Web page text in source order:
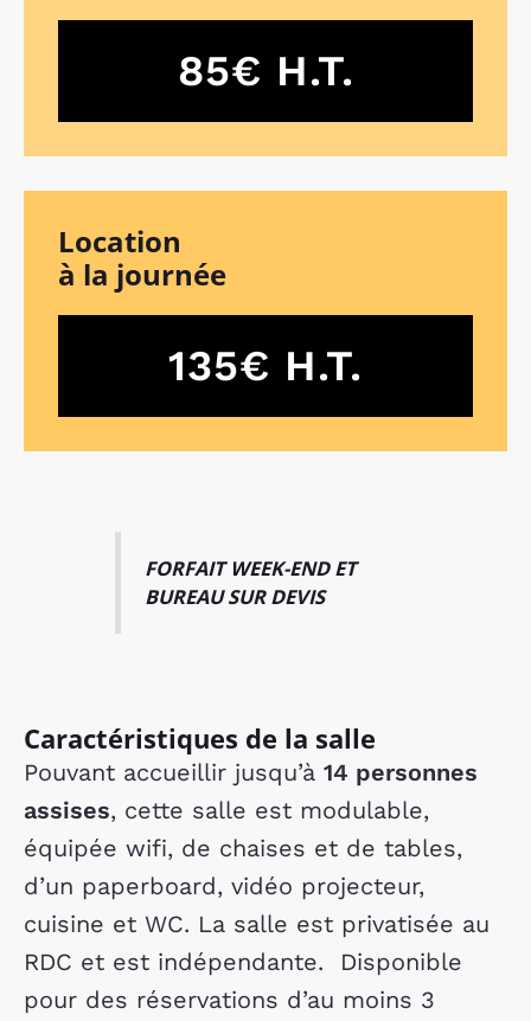
85€ H.T.
Location
à la journée
135€ H.T.
FORFAIT WEEK-END ET
BUREAU SUR DEVIS
Caractéristiques de la salle
Pouvant accueillir jusqu’à 14 personnes
assises, cette salle est modulable,
équipée wifi, de chaises et de tables,
d’un paperboard, vidéo projecteur,
cuisine et WC. La salle est privatisée au
RDC et est indépendante. Disponible
pour des réservations d’au moins 3